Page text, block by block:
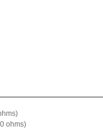
ohms)